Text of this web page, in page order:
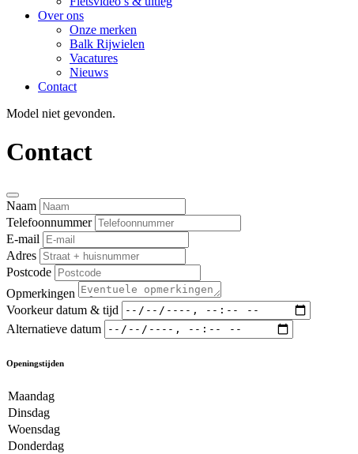
Over ons
Onze merken
Balk Rijwielen
Vacatures
Nieuws
Contact
Model niet gevonden.
Contact
Naam
Telefoonnummer
E-mail
Adres
Postcode
Opmerkingen
Voorkeur datum & tijd
Alternatieve datum
Openingstijden
Maandag
Dinsdag
Woensdag
Donderdag